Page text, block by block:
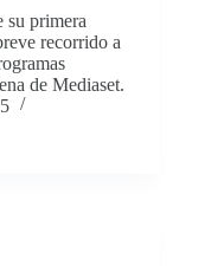
su primera
recorrido a
de Mediaset.